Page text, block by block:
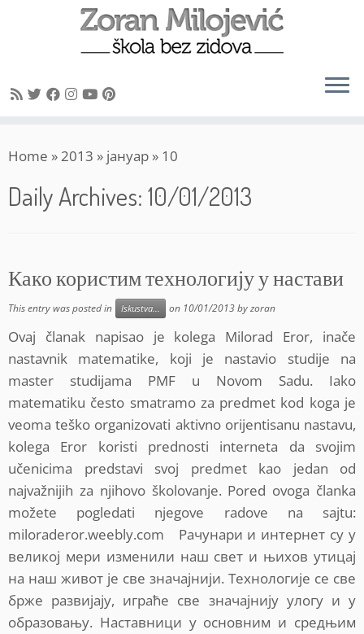
toHome »2013 » јануар » 10
Daily Archives: 10/01/2013
Како користим технологију у настави
This entry was posted in Iskustva... on 10/01/2013byzoran
Ovaj članak napisao je kolega Milorad Eror, inače
nastavnik matematike, koji je nastavio studije na
master studijama PMF u Novom Sadu. Iako
matematiku često smatramo za predmet kod koga je
veoma teško organizovati aktivno orijentisanu nastavu,
kolega Eror koristi prednosti interneta da svojim
učenicima predstavi svoj predmet kao jedan od
najvažnijih za njihovo školovanje. Pored ovoga članka
možete pogledati njegove radove na sajtu:
miloraderor.weebly.com Рачунари и интернет су у
великој мери изменили наш свет и њихов утицај
на наш живот је све значајнији. Технологије се све
брже развијају, играће све значајнију улогу и у
образовању. Наставници у основним и средњим